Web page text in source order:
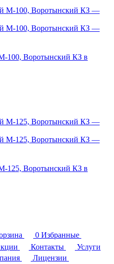
100, Воротынский КЗ в
125, Воротынский КЗ в
0 Избранные
Контакты
Услуги
Лицензии